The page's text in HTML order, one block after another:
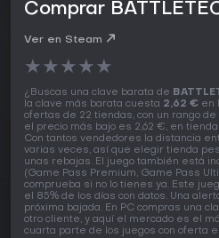
Comprar
Ver en Steam
★★★★★
¿Buscas una clave barata de
la clave más barata cuesta 2,62 € en
ofertas de 22 tiendas, con un rango de
el precio más bajo es 2,62 €, en
Con tantos vendedores la distancia
varias veces, así que elegir tienda
unas rebajas. El juego también está
(Game Pass Premium, Game Pass
comprueba si no lo tienes ya. Este
el 85% de los días con datos. Una
próxima bajada. En PC compras una
otro cliente, y aquí el mercado es el
cuarta parte de los juegos con oferta